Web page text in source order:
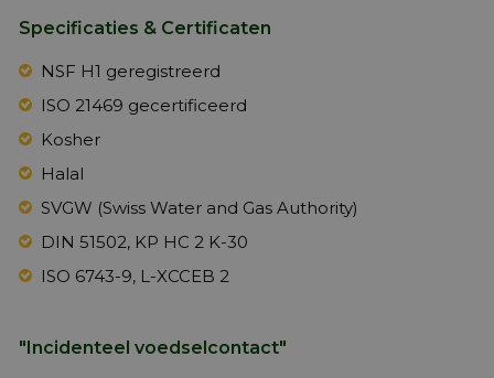
Specificaties & Certificaten
NSF H1 geregistreerd
ISO 21469 gecertificeerd
Kosher
Halal
SVGW (Swiss Water and Gas Authority)
DIN 51502, KP HC 2 K-30
ISO 6743-9, L-XCCEB 2
"Incidenteel voedselcontact"